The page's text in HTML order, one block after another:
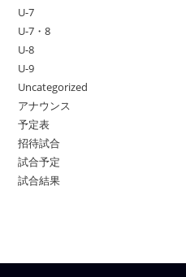
U-7
U-7・8
U-8
U-9
Uncategorized
アナウンス
予定表
招待試合
試合予定
試合結果